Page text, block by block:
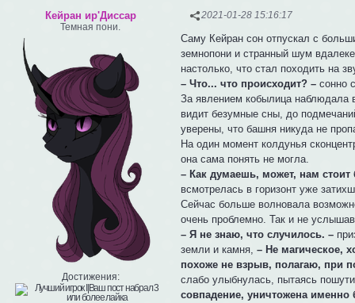
2021-01-28 15:16:17
Кейран ир'Диссар
Темная пони.
Достижения:
Саму Кейран сон отпускал с
земнопони и странный шум
настолько, что стал походить на
– Что... что происходит? – сонно
За явлением кобылица наблюдала
видит безумные сны, до
уверены, что башня никуда не
На один момент колдунья
она сама понять не могла.
– Как думаешь, может, нам стоит
всмотрелась в горизонт уже
Сейчас больше волновала
очень проблемно. Так и не
– Я не знаю, что случилось. –
земли и камня,– Не магическое,
похоже не взрыв, полагаю, при
слабо улыбнулась, пытаясь
совпадение, уничтожена